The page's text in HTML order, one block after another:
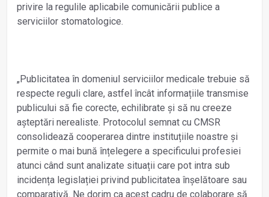
privire la regulile aplicabile comunicării publice a
serviciilor stomatologice.
„Publicitatea în domeniul serviciilor medicale trebuie să
respecte reguli clare, astfel încât informațiile transmise
publicului să fie corecte, echilibrate și să nu creeze
așteptări nerealiste. Protocolul semnat cu CMSR
consolidează cooperarea dintre instituțiile noastre și
permite o mai bună înțelegere a specificului profesiei
atunci când sunt analizate situații care pot intra sub
incidența legislației privind publicitatea înșelătoare sau
comparativă. Ne dorim ca acest cadru de colaborare să